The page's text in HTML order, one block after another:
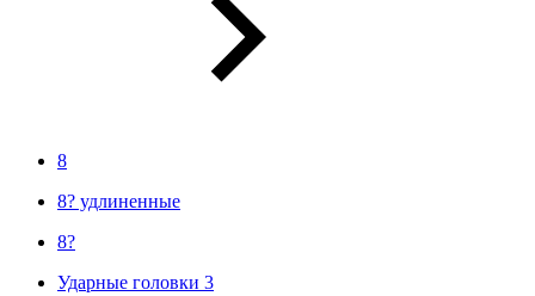
8
8? удлиненные
8?
Ударные головки 3